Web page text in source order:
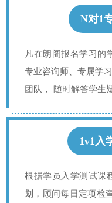
N对1
凡在朗阁报名学习的
专业咨询师、专属学
团队， 随时解答学生
1v1入
根据学员入学测试课
划，顾问每日定项检